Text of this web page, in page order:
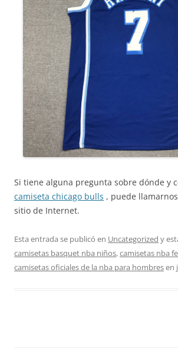
Si tiene alguna pregunta sobre dónde y
camiseta chicago bulls , puede
sitio de Internet.
Esta entrada se publicó en Uncategorized y
camisetas basquet nba niños,camisetas nba
camisetas oficiales de la nba para hombresen